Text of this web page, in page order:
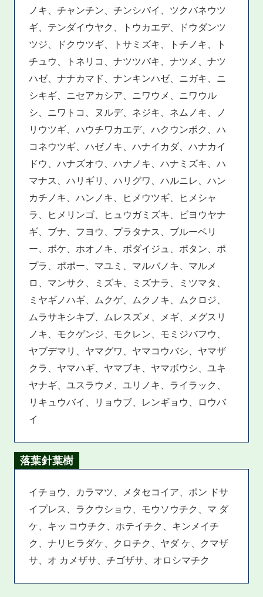
ノキ、チャンチン、チンシバイ、ツクバネウツ
ギ、テンダイウヤク、トウカエデ、ドウダンツ
ツジ、ドクウツギ、トサミズキ、トチノキ、ト
チュウ、トネリコ、ナツツバキ、ナツメ、ナツ
ハゼ、ナナカマド、ナンキンハゼ、ニガキ、ニ
シキギ、ニセアカシア、ニワウメ、ニワウル
シ、ニワトコ、ヌルデ、ネジキ、ネムノキ、ノ
リウツギ、ハウチワカエデ、ハクウンボク、ハ
コネウツギ、ハゼノキ、ハナイカダ、ハナカイ
ドウ、ハナズオウ、ハナノキ、ハナミズキ、ハ
マナス、ハリギリ、ハリグワ、ハルニレ、ハン
カチノキ、ハンノキ、ヒメウツギ、ヒメシャ
ラ、ヒメリンゴ、ヒュウガミズキ、ビヨウヤナ
ギ、ブナ、フヨウ、プラタナス、ブルーベリ
ー、ボケ、ホオノキ、ボダイジュ、ボタン、ポ
プラ、ポポー、マユミ、マルバノキ、マルメ
ロ、マンサク、ミズキ、ミズナラ、ミツマタ、
ミヤギノハギ、ムクゲ、ムクノキ、ムクロジ、
ムラサキシキブ、ムレスズメ、メギ、メグスリ
ノキ、モクゲンジ、モクレン、モミジバフウ、
ヤブデマリ、ヤマグワ、ヤマコウバシ、ヤマザ
クラ、ヤマハギ、ヤマブキ、ヤマボウシ、ユキ
ヤナギ、ユスラウメ、ユリノキ、ライラック、
リキュウバイ、リョウブ、レンギョウ、ロウバ
イ
落葉針葉樹
イチョウ、カラマツ、メタセコイア、ポン ドサ
イプレス、ラクウショウ、モウソウチク、マ ダ
ケ、キッ コウチク、ホテイチク、キンメイチ
ク、ナリヒラダケ、クロチク、ヤダ ケ、クマザ
サ、オ カメザサ、チゴザサ、オロシマチク